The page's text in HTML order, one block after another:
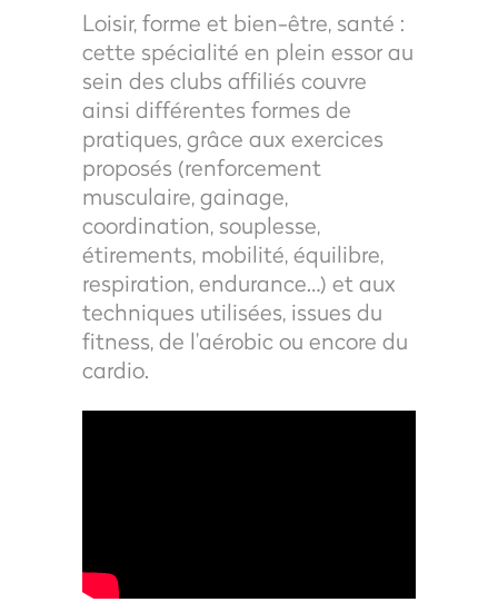
Loisir, forme et bien-être, santé :
cette spécialité en plein essor au
sein des clubs affiliés couvre
ainsi différentes formes de
pratiques, grâce aux exercices
proposés (renforcement
musculaire, gainage,
coordination, souplesse,
étirements, mobilité, équilibre,
respiration, endurance…) et aux
techniques utilisées, issues du
fitness, de l’aérobic ou encore du
cardio.